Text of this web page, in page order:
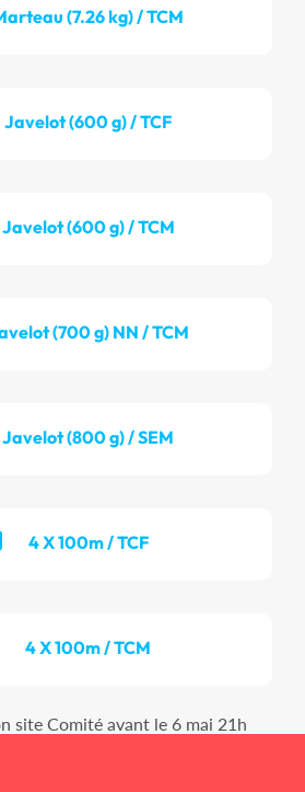
(7.26 kg) / TCM
Javelot (600 g) / TCF
Javelot (600 g) / TCM
(700 g) NN / TCM
Javelot (800 g) / SEM
4 X 100m / TCF
4 X 100m / TCM
site Comité avant le 6 mai 21h